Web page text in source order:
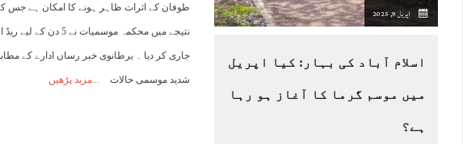
اپریل 9, 2025
اسلام آباد کی بہار: کیا اپریل
میں موسم گرما کا آغاز ہو رہا
ہے؟
طوفان کے اثرات ظاہر ہونے کا امکان ہے جس
نتیجے میں محکمہ موسمیات نے 5 دن کے
جاری کر دیا ۔ برطانوی خبر رساں ادارے کے
شدید موسمی حالات مزید پڑھیں